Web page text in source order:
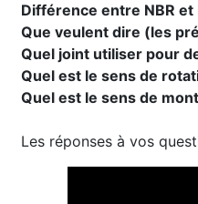
Différence entre NBR et
Que veulent dire (les
Quel joint utiliser pour
Quel est le sens de
Quel est le sens de
Les réponses à vos